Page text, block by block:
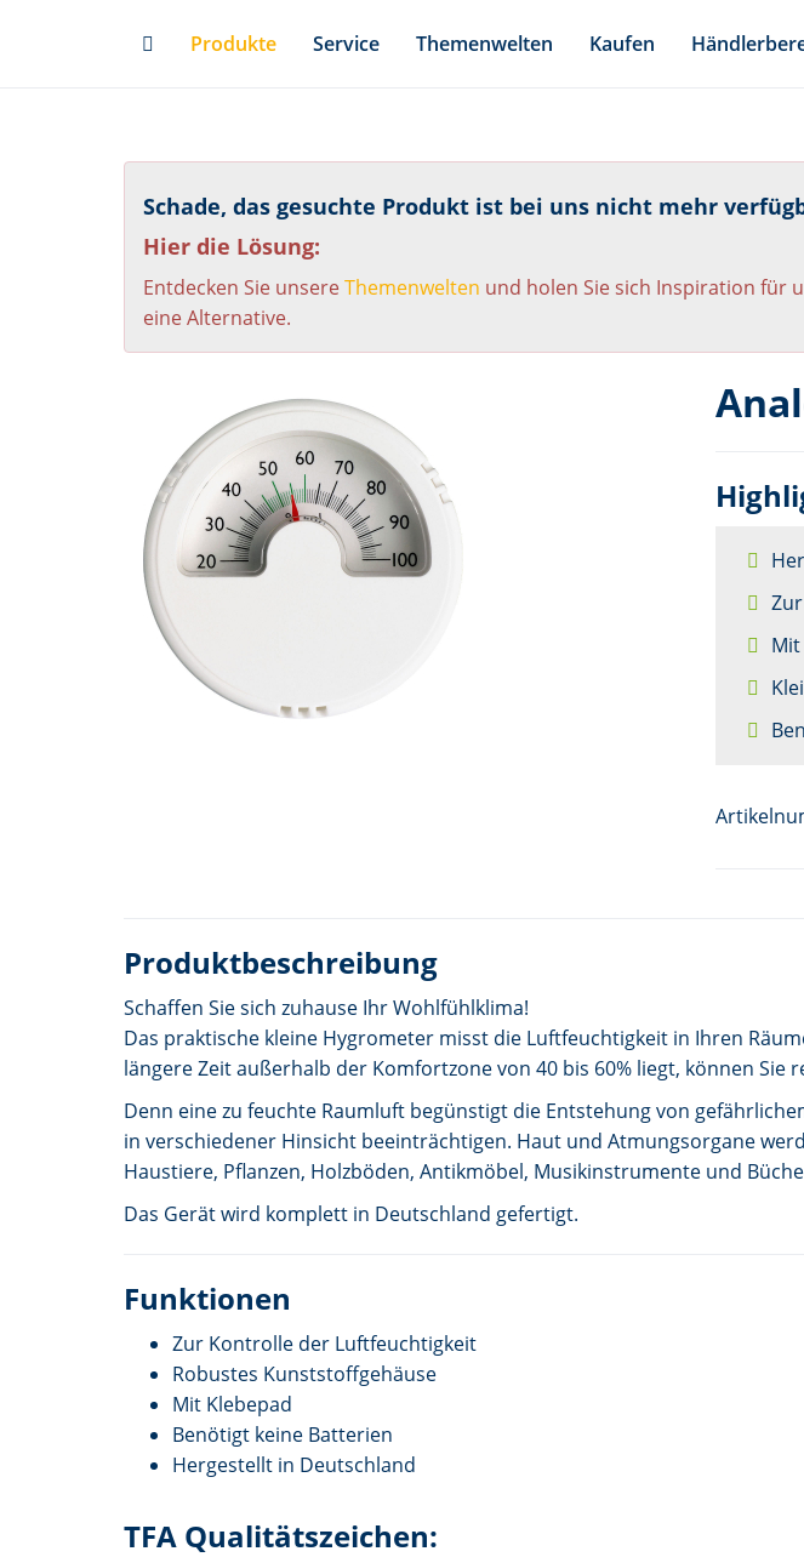
Produkte Service Themenwelten Kaufen
Schade, das gesuchte Produkt ist bei uns nicht mehr
Hier die Lösung:
Entdecken Sie unsereThemenwelten und holen Sie sich Inspiration für
eine Alternative.
Produktbeschreibung
Schaffen Sie sich zuhause Ihr Wohlfühlklima!
Das praktische kleine Hygrometer misst die Luftfeuchtigkeit in Ihren
längere Zeit außerhalb der Komfortzone von 40 bis 60% liegt, können Sie
Denn eine zu feuchte Raumluft begünstigt die Entstehung von
in verschiedener Hinsicht beeinträchtigen. Haut und Atmungsorgane
Haustiere, Pflanzen, Holzböden, Antikmöbel, Musikinstrumente und
Das Gerät wird komplett in Deutschland gefertigt.
Funktionen
Zur Kontrolle der Luftfeuchtigkeit
Robustes Kunststoffgehäuse
Mit Klebepad
Benötigt keine Batterien
Hergestellt in Deutschland
TFA Qualitätszeichen: